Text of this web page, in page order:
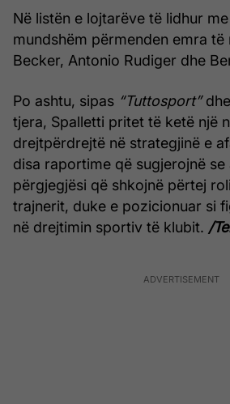
Në listën e lojtarëve të lidhur
mundshëm përmenden emra të
Becker, Antonio Rudiger dhe
Po ashtu, sipas “Tuttosport”
tjera, Spalletti pritet të ketë një
drejtpërdrejtë në strategjinë e
disa raportime që sugjerojnë se
përgjegjësi që shkojnë përtej
trajnerit, duke e pozicionuar si
në drejtimin sportiv të klubit. /